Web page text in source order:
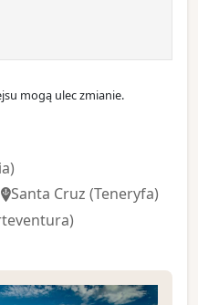
mogą ulec zmianie.
Santa Cruz (Teneryfa)